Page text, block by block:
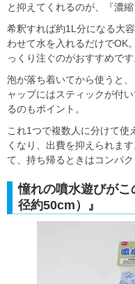
と抑えてくれるのが、『濃縮
希釈すれば約1L分になる大
わせて水を入れるだけでOK
っくり注ぐのがおすすめです
泡が落ち着いてから使うと
ャップにはスティックが付
るのもポイント。
これ1つで複数人に分けて使
くなり、出費を抑えられま
て、持ち帰るときはコンパ
憧れの噴水遊びが
径約50cm）』